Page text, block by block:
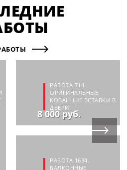
РАБОТА 714
ОРИГИНАЛЬНЫЕ
КОВАННЫЕ ВСТАВКИ В
ДВЕРИ
8 000 руб.
РАБОТА 1634.
БАЛКОННЫЕ